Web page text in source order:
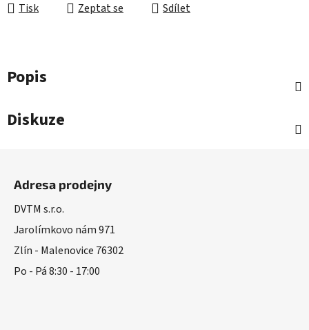
Tisk Zeptat se Sdílet
Popis
Diskuze
Adresa prodejny
DVTM s.r.o.
Jarolímkovo nám 971
Zlín - Malenovice 76302
Po - Pá 8:30 - 17:00